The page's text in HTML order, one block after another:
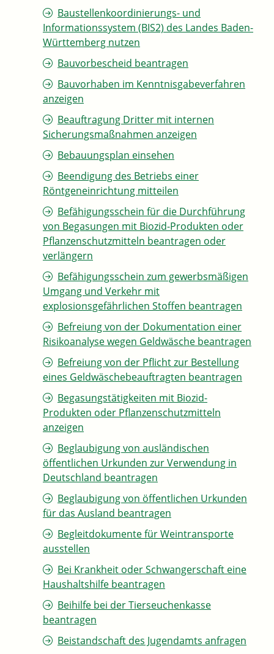
Baustellenkoordinierungs- und
Informationssystem (BIS2) des Landes Baden-
Württemberg nutzen
Bauvorbescheid beantragen
Bauvorhaben im Kenntnisgabeverfahren
anzeigen
Beauftragung Dritter mit internen
Sicherungsmaßnahmen anzeigen
Bebauungsplan einsehen
Beendigung des Betriebs einer
Röntgeneinrichtung mitteilen
Befähigungsschein für die Durchführung
von Begasungen mit Biozid-Produkten oder
Pflanzenschutzmitteln beantragen oder
verlängern
Befähigungsschein zum gewerbsmäßigen
Umgang und Verkehr mit
explosionsgefährlichen Stoffen beantragen
Befreiung von der Dokumentation einer
Risikoanalyse wegen Geldwäsche beantragen
Befreiung von der Pflicht zur Bestellung
eines Geldwäschebeauftragten beantragen
Begasungstätigkeiten mit Biozid-
Produkten oder Pflanzenschutzmitteln
anzeigen
Beglaubigung von ausländischen
öffentlichen Urkunden zur Verwendung in
Deutschland beantragen
Beglaubigung von öffentlichen Urkunden
für das Ausland beantragen
Begleitdokumente für Weintransporte
ausstellen
Bei Krankheit oder Schwangerschaft eine
Haushaltshilfe beantragen
Beihilfe bei der Tierseuchenkasse
beantragen
Beistandschaft des Jugendamts anfragen